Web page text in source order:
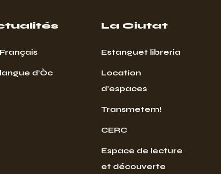
d’Òc
La Ciutat
Estanguet libreria
Location
d’espaces
Transmetem!
CERC
Espace de lecture
et découverte